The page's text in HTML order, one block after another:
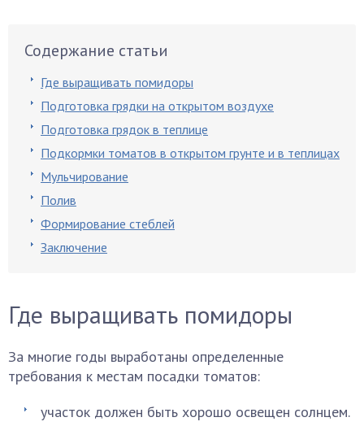
Содержание статьи
Где выращивать помидоры
Подготовка грядки на открытом воздухе
Подготовка грядок в теплице
Подкормки томатов в открытом грунте и в теплицах
Мульчирование
Полив
Формирование стеблей
Заключение
Где выращивать помидоры
За многие годы выработаны определенные
требования к местам посадки томатов:
участок должен быть хорошо освещен солнцем.